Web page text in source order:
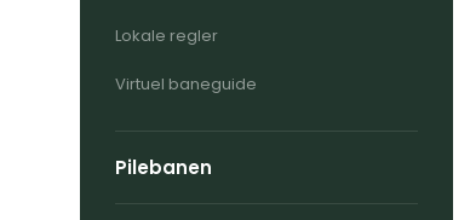
Lokale regler
Virtuel baneguide
Pilebanen